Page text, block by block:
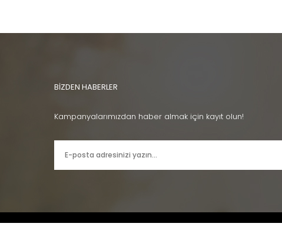
BİZDEN HABERLER
Kampanyalarımızdan haber almak için kayıt olun!